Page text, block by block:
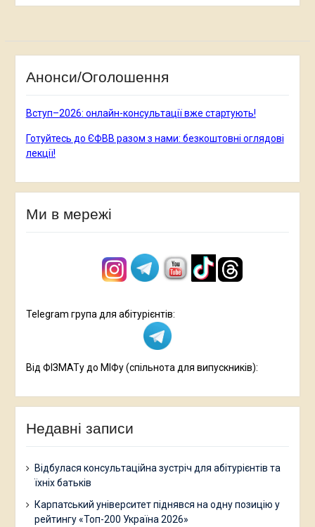
Анонси/Оголошення
Вступ–2026: онлайн-консультації вже стартують!
Готуйтесь до ЄФВВ разом з нами: безкоштовні оглядові
лекції!
Ми в мережі
Telegram група для абітурієнтів:
Від ФІЗМАТу до МІФу (спільнота для випускників):
Недавні записи
Відбулася консультаційна зустріч для абітурієнтів та
їхніх батьків
Карпатський університет піднявся на одну позицію у
рейтингу «Топ-200 Україна 2026»